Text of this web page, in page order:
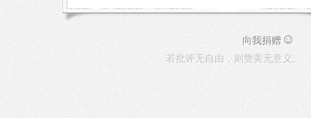
向我捐赠 ☺
若批评无自由，则赞美无意义。